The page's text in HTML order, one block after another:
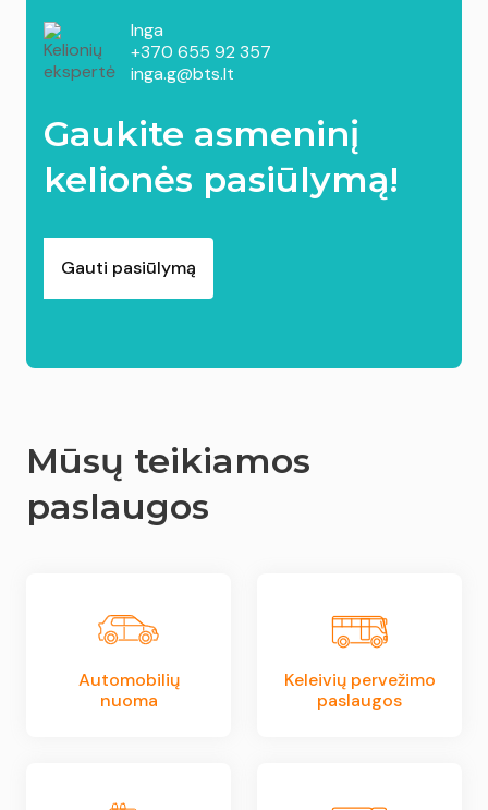
Inga
+370 655 92 357
inga.g@bts.lt
Gaukite asmeninį
kelionės pasiūlymą!
Gauti pasiūlymą
Mūsų teikiamos
paslaugos
Automobilių
nuoma
Keleivių pervežimo
paslaugos